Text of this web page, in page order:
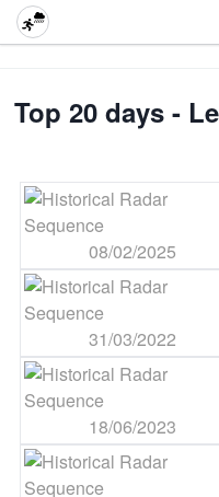
Top 20 days -
08/02/2025
31/03/2022
18/06/2023